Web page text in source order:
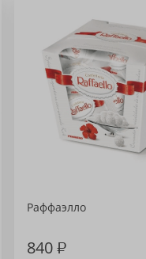
Раффаэлло
840₽